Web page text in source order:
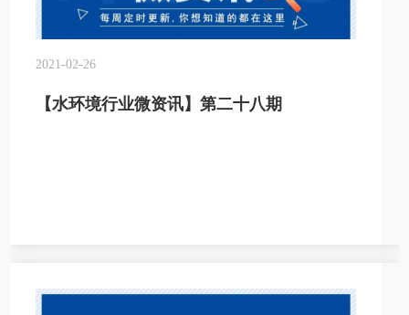
2021-02-26
【水环境行业微资讯】第二十八期